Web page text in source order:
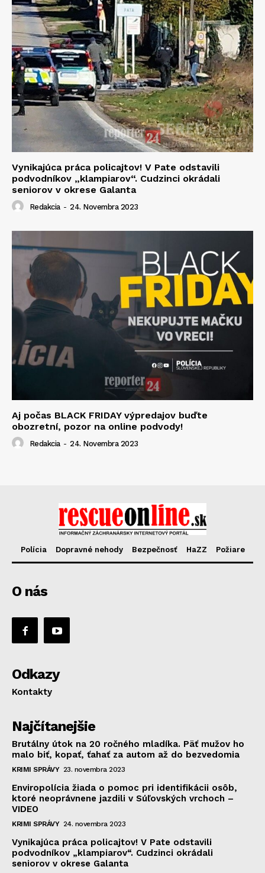
Vynikajúca práca policajtov! V Pate odstavili
podvodníkov „klampiarov“. Cudzinci okrádali
seniorov v okrese Galanta
Redakcia - 24. Novembra 2023
Aj počas BLACK FRIDAY výpredajov buďte
obozretní, pozor na online podvody!
Redakcia - 24. Novembra 2023
Polícia Dopravné nehody Bezpečnosť HaZZ Požiare
O nás
Odkazy
Kontakty
Najčítanejšie
Brutálny útok na 20 ročného mladíka. Päť mužov ho
malo biť, kopať, ťahať za autom až do bezvedomia
KRIMI SPRÁVY 23. novembra 2023
Enviropolícia žiada o pomoc pri identifikácii osôb,
ktoré neoprávnene jazdili v Súľovských vrchoch –
VIDEO
KRIMI SPRÁVY 24. novembra 2023
Vynikajúca práca policajtov! V Pate odstavili
podvodníkov „klampiarov“. Cudzinci okrádali
seniorov v okrese Galanta